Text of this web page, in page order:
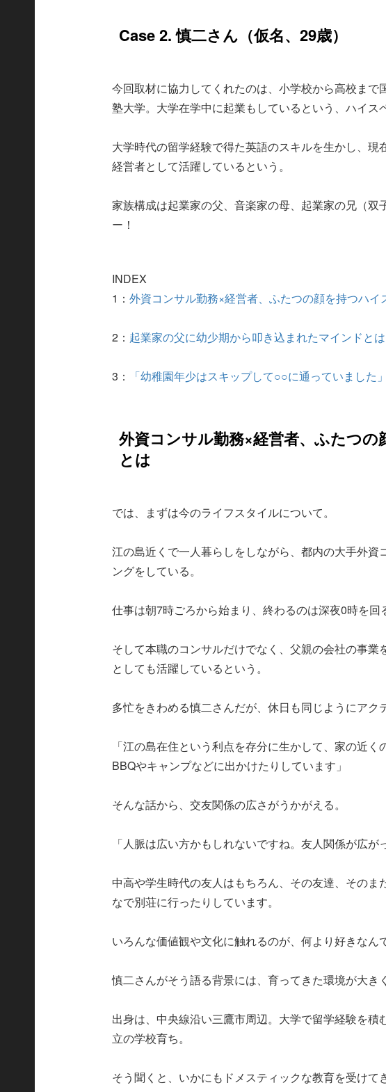
Case 2. 慎二さん（仮名、29歳）
今回取材に協力してくれたのは、小学校から高校ま
塾大学。大学在学中に起業もしているという、ハイス
大学時代の留学経験で得た英語のスキルを生かし、
経営者として活躍しているという。
家族構成は起業家の父、音楽家の母、起業家の兄（双
ー！
INDEX
1：外資コンサル勤務×経営者、ふたつの顔を持つハイ
2： 起業家の父に幼少期から叩き込まれたマインドとは
3： 「幼稚園年少はスキップして○○に通っていました
外資コンサル勤務×経営者、ふたつ
とは
では、まずは今のライフスタイルについて。
江の島近くで一人暮らしをしながら、都内の大手外資
ングをしている。
仕事は朝7時ごろから始まり、終わるのは深夜0時を回
そして本職のコンサルだけでなく、父親の会社の事
としても活躍しているという。
多忙をきわめる慎二さんだが、休日も同じようにアク
「江の島在住という利点を存分に生かして、家の近
BBQやキャンプなどに出かけたりしています」
そんな話から、交友関係の広さがうかがえる。
「人脈は広い方かもしれないですね。友人関係が広が
中高や学生時代の友人はもちろん、その友達、その
なで別荘に行ったりしています。
いろんな価値観や文化に触れるのが、何より好きなん
慎二さんがそう語る背景には、育ってきた環境が大き
出身は、中央線沿い三鷹市周辺。大学で留学経験を
立の学校育ち。
そう聞くと、いかにもドメスティックな教育を受けて